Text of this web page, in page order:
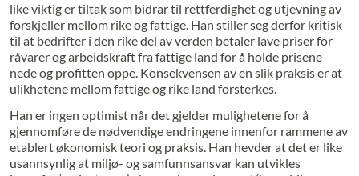
like viktig er tiltak som bidrar til rettferdighet og utjevning av
forskjeller mellom rike og fattige. Han stiller seg derfor kritisk
til at bedrifter i den rike del av verden betaler lave priser for
råvarer og arbeidskraft fra fattige land for å holde prisene
nede og profitten oppe. Konsekvensen av en slik praksis er at
ulikhetene mellom fattige og rike land forsterkes.
Han er ingen optimist når det gjelder mulighetene for å
gjennomføre de nødvendige endringene innenfor rammene av
etablert økonomisk teori og praksis. Han hevder at det er like
usannsynlig at miljø- og samfunnsansvar kan utvikles